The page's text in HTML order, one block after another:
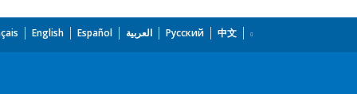
English Español العربية Русский 中文